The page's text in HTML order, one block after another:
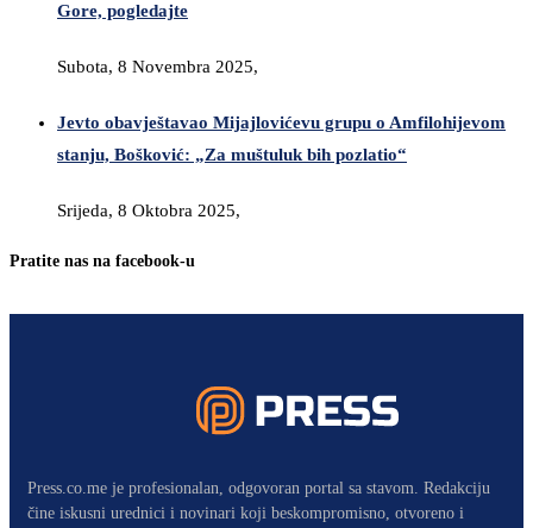
Gore, pogledajte
Subota, 8 Novembra 2025,
Jevto obavještavao Mijajlovićevu grupu o Amfilohijevom
stanju, Bošković: „Za muštuluk bih pozlatio“
Srijeda, 8 Oktobra 2025,
Pratite nas na facebook-u
Press.co.me je profesionalan, odgovoran portal sa stavom. Redakciju
čine iskusni urednici i novinari koji beskompromisno, otvoreno i